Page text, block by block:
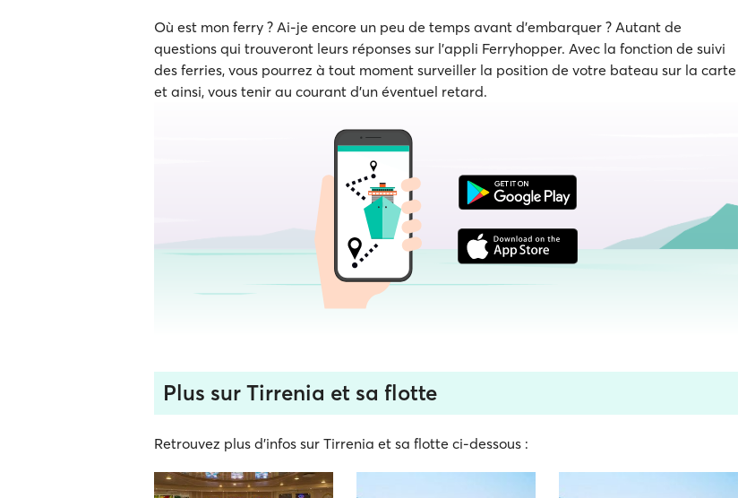
Où est mon ferry ? Ai-je encore un peu de temps avant d'embarquer ? Autant de
questions qui trouveront leurs réponses sur l'appli Ferryhopper. Avec la fonction de suivi
des ferries, vous pourrez à tout moment surveiller la position de votre bateau sur la carte
et ainsi, vous tenir au courant d'un éventuel retard.
Plus sur Tirrenia et sa flotte
Retrouvez plus d'infos sur Tirrenia et sa flotte ci-dessous :